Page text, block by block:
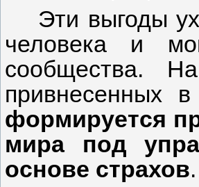
Эти выгоды
человека и
сообщества.
привнесенных
формируется
мира под
основе страхов.